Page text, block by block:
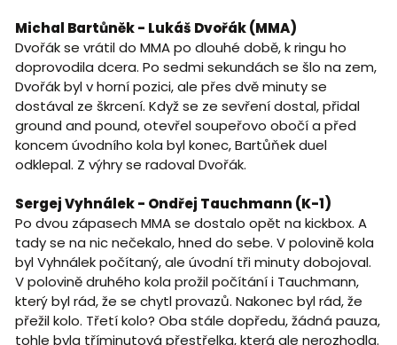
Michal Bartůněk - Lukáš Dvořák (MMA)
Dvořák se vrátil do MMA po dlouhé době, k ringu ho
doprovodila dcera. Po sedmi sekundách se šlo na zem,
Dvořák byl v horní pozici, ale přes dvě minuty se
dostával ze škrcení. Když se ze sevření dostal, přidal
ground and pound, otevřel soupeřovo obočí a před
koncem úvodního kola byl konec, Bartůňek duel
odklepal. Z výhry se radoval Dvořák.
Sergej Vyhnálek - Ondřej Tauchmann (K-1)
Po dvou zápasech MMA se dostalo opět na kickbox. A
tady se na nic nečekalo, hned do sebe. V polovině kola
byl Vyhnálek počítaný, ale úvodní tři minuty dobojoval.
V polovině druhého kola prožil počítání i Tauchmann,
který byl rád, že se chytl provazů. Nakonec byl rád, že
přežil kolo. Třetí kolo? Oba stále dopředu, žádná pauza,
tohle byla tříminutová přestřelka, která ale nerozhodla.